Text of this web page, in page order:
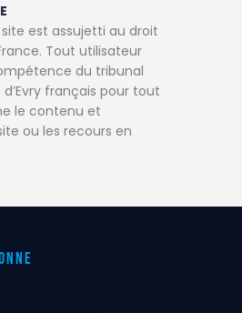
est assujetti au droit
Tout utilisateur
du tribunal
français pour tout
le contenu et
ou les recours en